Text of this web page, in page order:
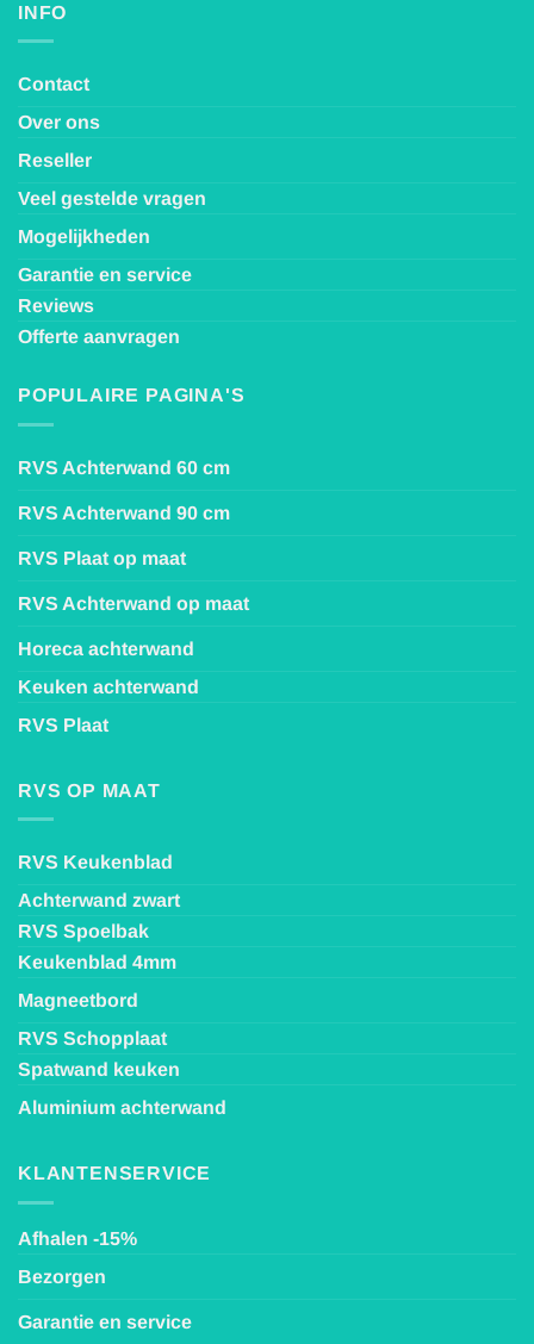
INFO
Contact
Over ons
Reseller
Veel gestelde vragen
Mogelijkheden
Garantie en service
Reviews
Offerte aanvragen
POPULAIRE PAGINA'S
RVS Achterwand 60 cm
RVS Achterwand 90 cm
RVS Plaat op maat
RVS Achterwand op maat
Horeca achterwand
Keuken achterwand
RVS Plaat
RVS OP MAAT
RVS Keukenblad
Achterwand zwart
RVS Spoelbak
Keukenblad 4mm
Magneetbord
RVS Schopplaat
Spatwand keuken
Aluminium achterwand
KLANTENSERVICE
Afhalen -15%
Bezorgen
Garantie en service